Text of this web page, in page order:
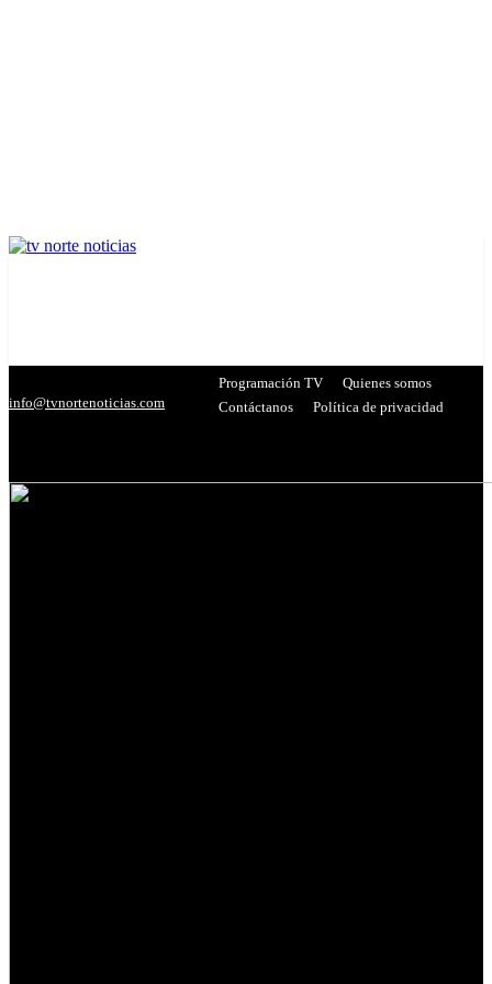
info@tvnortenoticias.com
Programación TV
Quienes somos
Contáctanos
Política de privacidad